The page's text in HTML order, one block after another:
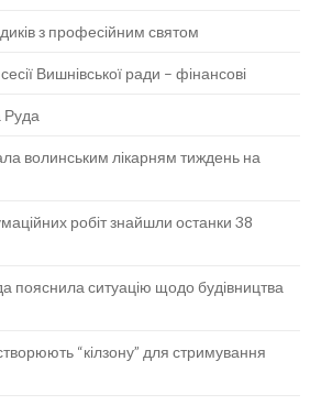
з професійним святом
Вишнівської ради – фінансові
Руда
волинським лікарням тиждень на
робіт знайшли останки 38
пояснила ситуацію щодо будівництва
“кілзону” для стримування